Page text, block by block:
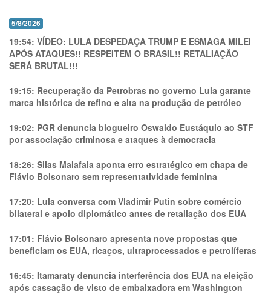
5/8/2026
19:54: VÍDEO: LULA DESPEDAÇA TRUMP E ESMAGA MILEI
APÓS ATAQUES!! RESPEITEM O BRASIL!! RETALIAÇÃO
SERÁ BRUTAL!!!
19:15: Recuperação da Petrobras no governo Lula garante
marca histórica de refino e alta na produção de petróleo
19:02: PGR denuncia blogueiro Oswaldo Eustáquio ao STF
por associação criminosa e ataques à democracia
18:26: Silas Malafaia aponta erro estratégico em chapa de
Flávio Bolsonaro sem representatividade feminina
17:20: Lula conversa com Vladimir Putin sobre comércio
bilateral e apoio diplomático antes de retaliação dos EUA
17:01: Flávio Bolsonaro apresenta nove propostas que
beneficiam os EUA, ricaços, ultraprocessados e petrolíferas
16:45: Itamaraty denuncia interferência dos EUA na eleição
após cassação de visto de embaixadora em Washington